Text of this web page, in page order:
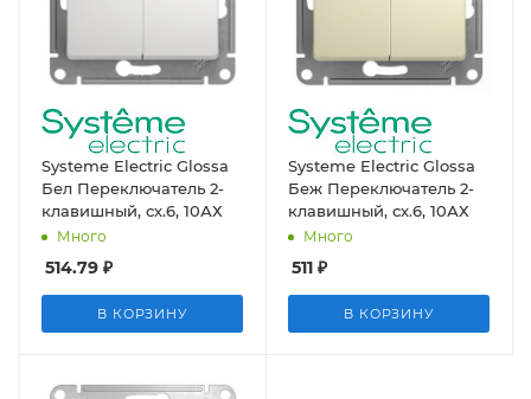
Systeme Electric Glossa
Бел Переключатель 2-
клавишный, сх.6, 10АХ
Много
514.79 ₽
В КОРЗИНУ
Systeme Electric Glossa
Беж Переключатель 2-
клавишный, сх.6, 10АХ
Много
511 ₽
В КОРЗИНУ